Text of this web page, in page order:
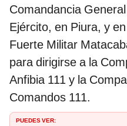
Comandancia
Ejército, en Piura, y
Fuerte Militar
para dirigirse a la
Anfibia 111 y la
Comandos 111.
PUEDES VER: